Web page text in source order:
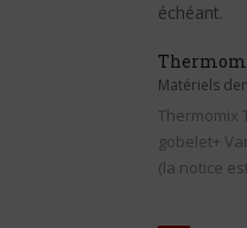
échéant.
Matériels
Thermomix
gobelet+
(la notice